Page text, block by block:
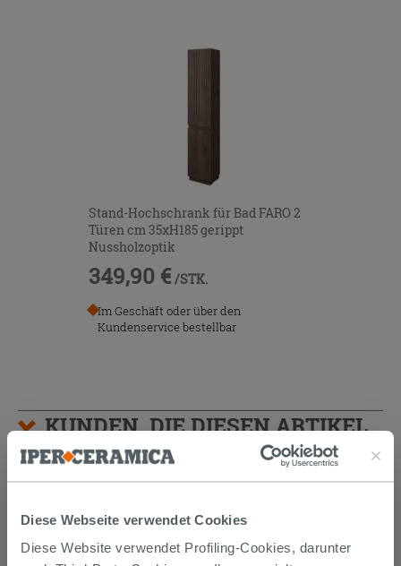
Diese Webseite verwendet Cookies
Diese Website verwendet Profiling-Cookies, darunter
Stand-Hochschrank für Bad FARO 2
Türen cm 35xH185 gerippt
Nussholzoptik
349,90 € /STK.
Im Geschäft oder über den
Kundenservice bestellbar
KUNDEN, DIE DIESEN ARTIKEL
GEKAUFT HABEN, KAUFTEN
AUCH...